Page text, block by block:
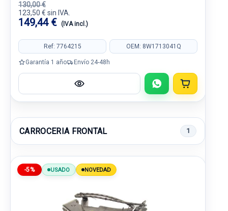
130,00 €
123,50 € sin IVA.
149,44 € (IVA incl.)
Ref: 7764215 OEM: 8W1713041Q
Garantía 1 año Envío 24-48h
CARROCERIA FRONTAL 1
-5% USADO NOVEDAD